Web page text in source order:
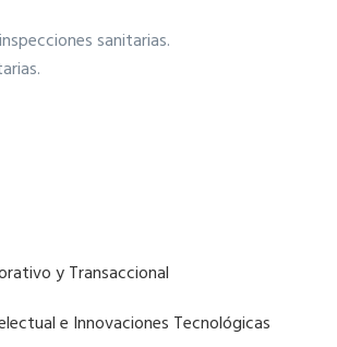
sanitarias.
y Transaccional
e Innovaciones Tecnológicas